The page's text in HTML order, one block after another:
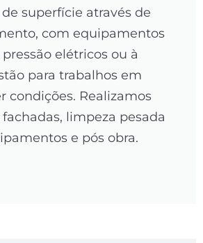
superfície através de
com equipamentos
elétricos ou à
para trabalhos em
condições. Realizamos
limpeza pesada
e pós obra.